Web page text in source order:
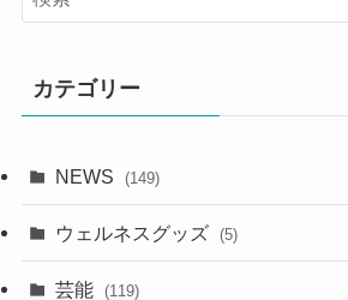
カテゴリー
NEWS (149)
ウェルネスグッズ (5)
芸能 (119)